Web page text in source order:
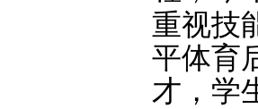
重视技
平体育
才，学